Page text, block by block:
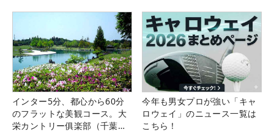
インター5分、都心から60分
のフラットな美観コース。大
栄カントリー俱楽部（千葉
今年も男女プロが強い「キャ
ロウェイ」のニュース一覧は
こちら！